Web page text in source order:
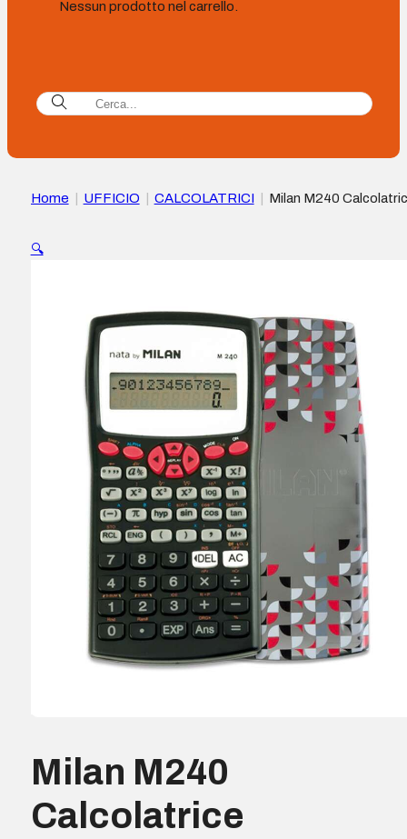
Nessun prodotto nel carrello.
Home UFFICIO CALCOLATRICI
Milan M240
integrate, di cui 124 scientifiche – Box protettiva stampata –
🔍
Milan M240
Calcolatrice